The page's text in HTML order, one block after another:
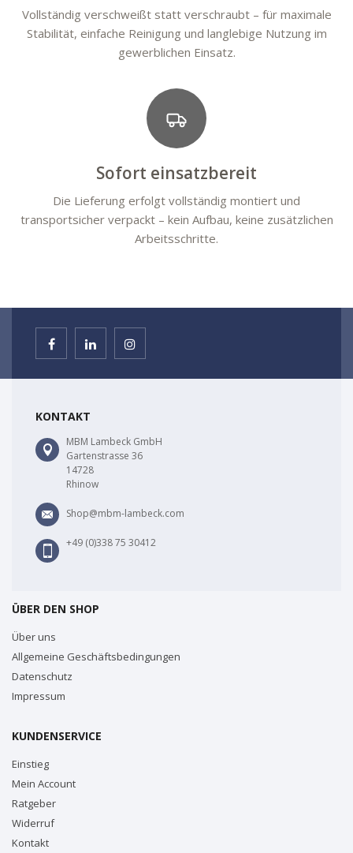
Vollständig verschweißt statt verschraubt – für maximale
Stabilität, einfache Reinigung und langlebige Nutzung im
gewerblichen Einsatz.
Sofort einsatzbereit
Die Lieferung erfolgt vollständig montiert und
transportsicher verpackt – kein Aufbau, keine zusätzlichen
Arbeitsschritte.
KONTAKT
MBM Lambeck GmbH
Gartenstrasse 36
14728
Rhinow
Shop@mbm-lambeck.com
+49 (0)338 75 30412
ÜBER DEN SHOP
Über uns
Allgemeine Geschäftsbedingungen
Datenschutz
Impressum
KUNDENSERVICE
Einstieg
Mein Account
Ratgeber
Widerruf
Kontakt